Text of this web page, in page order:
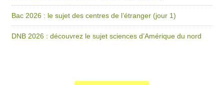
Bac 2026 : le sujet des centres de l’étranger (jour 1)
DNB 2026 : découvrez le sujet sciences d’Amérique du nord